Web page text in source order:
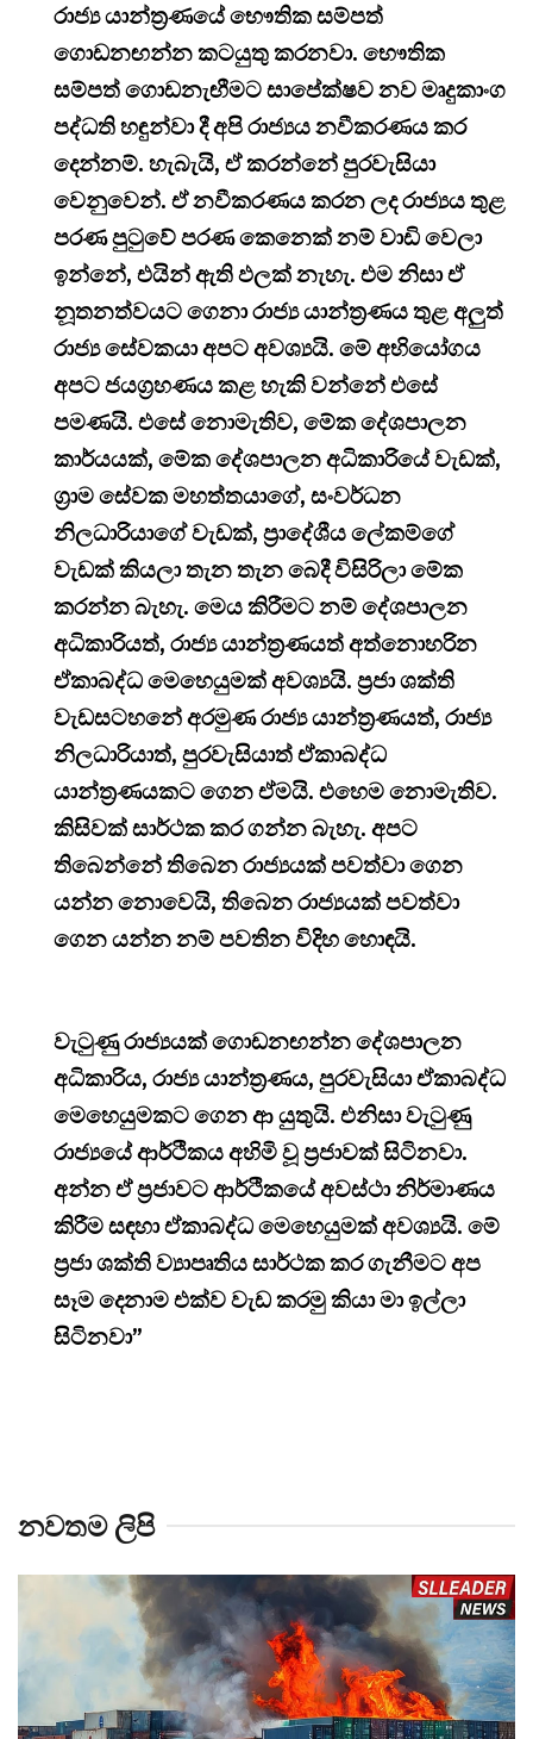
රාජ්‍ය යාන්ත්‍රණයේ භෞතික සම්පත්
ගොඩනඟන්න කටයුතු කරනවා. භෞතික
සම්පත් ගොඩනැඟීමට සාපේක්ෂව නව මෘදුකාංග
පද්ධති හඳුන්වා දී අපි රාජ්‍යය නවීකරණය කර
දෙන්නම්. හැබැයි, ඒ කරන්නේ පුරවැසියා
වෙනුවෙන්. ඒ නවීකරණය කරන ලද රාජ්‍යය තුළ
පරණ පුටුවේ පරණ කෙනෙක් නම් වාඩි වෙලා
ඉන්නේ, එයින් ඇති ඵලක් නැහැ. එම නිසා ඒ
නූතනත්වයට ගෙනා රාජ්‍ය යාන්ත්‍රණය තුළ අලුත්
රාජ්‍ය සේවකයා අපට අවශ්‍යයි. මේ අභියෝගය
අපට ජයග්‍රහණය කළ හැකි වන්නේ එසේ
පමණයි. එසේ නොමැතිව, මේක දේශපාලන
කාර්යයක්, මේක දේශපාලන අධිකාරියේ වැඩක්,
ග්‍රාම සේවක මහත්තයාගේ, සංවර්ධන
නිලධාරියාගේ වැඩක්, ප්‍රාදේශීය ලේකම්ගේ
වැඩක් කියලා තැන තැන බෙදී විසිරිලා මේක
කරන්න බැහැ. මෙය කිරීමට නම් දේශපාලන
අධිකාරියත්, රාජ්‍ය යාන්ත්‍රණයත් අත්නොහරින
ඒකාබද්ධ මෙහෙයුමක් අවශ්‍යයි. ප්‍රජා ශක්ති
වැඩසටහනේ අරමුණ රාජ්‍ය යාන්ත්‍රණයත්, රාජ්‍ය
නිලධාරියාත්, පුරවැසියාත් ඒකාබද්ධ
යාන්ත්‍රණයකට ගෙන ඒමයි. එහෙම නොමැතිව.
කිසිවක් සාර්ථක කර ගන්න බැහැ. අපට
තිබෙන්නේ තිබෙන රාජ්‍යයක් පවත්වා ගෙන
යන්න නොවෙයි, තිබෙන රාජ්‍යයක් පවත්වා
ගෙන යන්න නම් පවතින විදිහ හොඳයි.
වැටුණු රාජ්‍යයක් ගොඩනඟන්න දේශපාලන
අධිකාරිය, රාජ්‍ය යාන්ත්‍රණය, පුරවැසියා ඒකාබද්ධ
මෙහෙයුමකට ගෙන ආ යුතුයි. එනිසා වැටුණු
රාජ්‍යයේ ආර්ථිකය අහිමි වූ ප්‍රජාවක් සිටිනවා.
අන්න ඒ ප්‍රජාවට ආර්ථිකයේ අවස්ථා නිර්මාණය
කිරීම සඳහා ඒකාබද්ධ මෙහෙයුමක් අවශ්‍යයි. මේ
ප්‍රජා ශක්ති ව්‍යාපෘතිය සාර්ථක කර ගැනීමට අප
සෑම දෙනාම එක්ව වැඩ කරමු කියා මා ඉල්ලා
සිටිනවා”
නවතම ලිපි